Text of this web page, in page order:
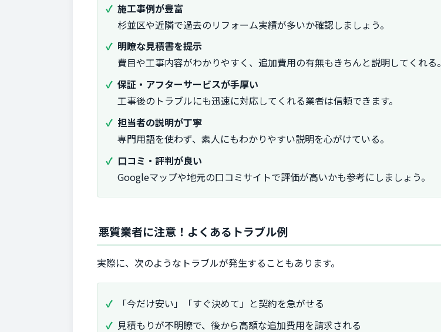
施工事例が豊富
杉並区や近隣で過去のリフォーム実績が多いか確認しましょう。
明瞭な見積書を提示
費目や工事内容がわかりやすく、追加費用の有無もきちんと説明してくれる。
保証・アフターサービスが手厚い
工事後のトラブルにも迅速に対応してくれる業者は信頼できます。
担当者の説明が丁寧
専門用語を使わず、素人にもわかりやすい説明を心がけている。
口コミ・評判が良い
Googleマップや地元の口コミサイトで評価が高いかも参考にしましょう。
悪質業者に注意！よくあるトラブル例
実際に、次のようなトラブルが発生することもあります。
「今だけ安い」「すぐ決めて」と契約を急がせる
見積もりが不明瞭で、後から高額な追加費用を請求される